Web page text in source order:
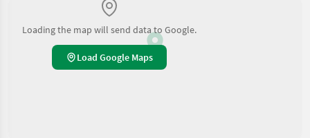
Loading the map will send data to Google.
Load Google Maps